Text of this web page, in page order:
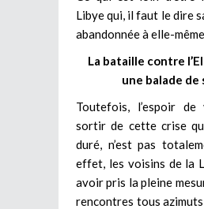
Libye qui, il faut le dire
abandonnée à elle-même.
La bataille contre
une balade de
Toutefois, l’espoir
sortir de cette crise
duré, n’est pas
effet, les voisins de la
avoir pris la pleine
rencontres tous